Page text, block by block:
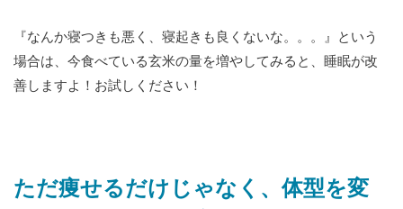
『なんか寝つきも悪く、寝起きも良くないな。。。』という
場合は、今食べている玄米の量を増やしてみると、睡眠が改
善しますよ！お試しください！
ただ痩せるだけじゃなく、体型を変